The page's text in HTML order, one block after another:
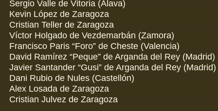
Sergio Valle de Vitoria (Álava)
Kevin López de Zaragoza
Cristian Teller de Zaragoza
Víctor Holgado de Vezdemarbán (Zamora)
Francisco Paris “Foro” de Cheste (Valencia)
David Ramírez “Peque” de Arganda del Rey (Madrid)
Javier Santander “Gusi” de Arganda del Rey (Madrid)
Dani Rubio de Nules (Castellón)
Alex Losada de Zaragoza
Cristian Julvez de Zaragoza